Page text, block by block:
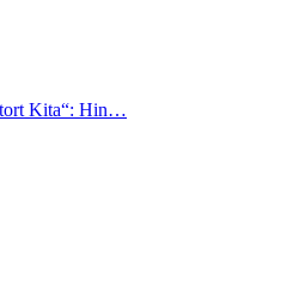
Kita“: Hin…